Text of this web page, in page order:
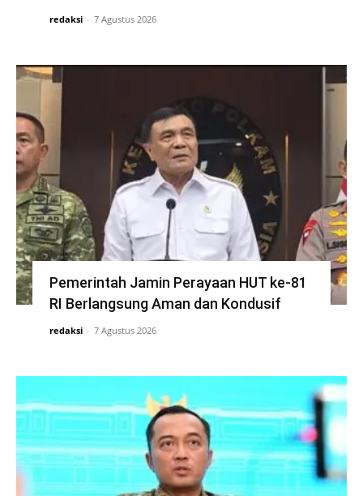
redaksi - 7 Agustus 2026
Pemerintah Jamin Perayaan HUT ke-81
RI Berlangsung Aman dan Kondusif
redaksi - 7 Agustus 2026